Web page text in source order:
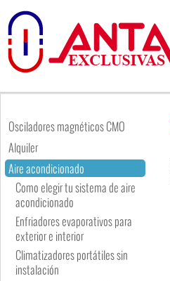
Osciladores magnéticos CMO
Alquiler
Aire acondicionado
Como elegir tu sistema de aire
acondicionado
Enfriadores evaporativos para
exterior e interior
Climatizadores portátiles sin
instalación